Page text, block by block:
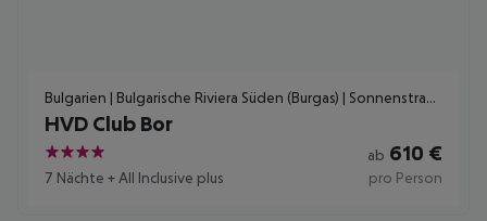
Bulgarien | Bulgarische Riviera Süden (Burgas) | Sonnenstrand
HVD Club Bor
4
7 Nächte + All Inclusive plus
ab 610 €
pro Person